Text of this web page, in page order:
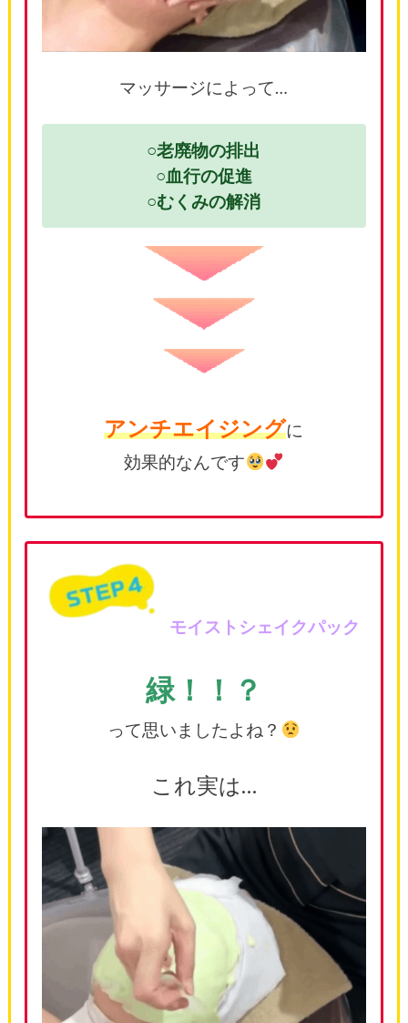
マッサージによって…
○老廃物の排出
○血行の促進
○むくみの解消
アンチエイジングに
効果的なんです
モイストシェイクパック
緑！！？
って思いましたよね？
これ実は…